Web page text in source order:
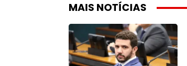
MAIS NOTÍCIAS